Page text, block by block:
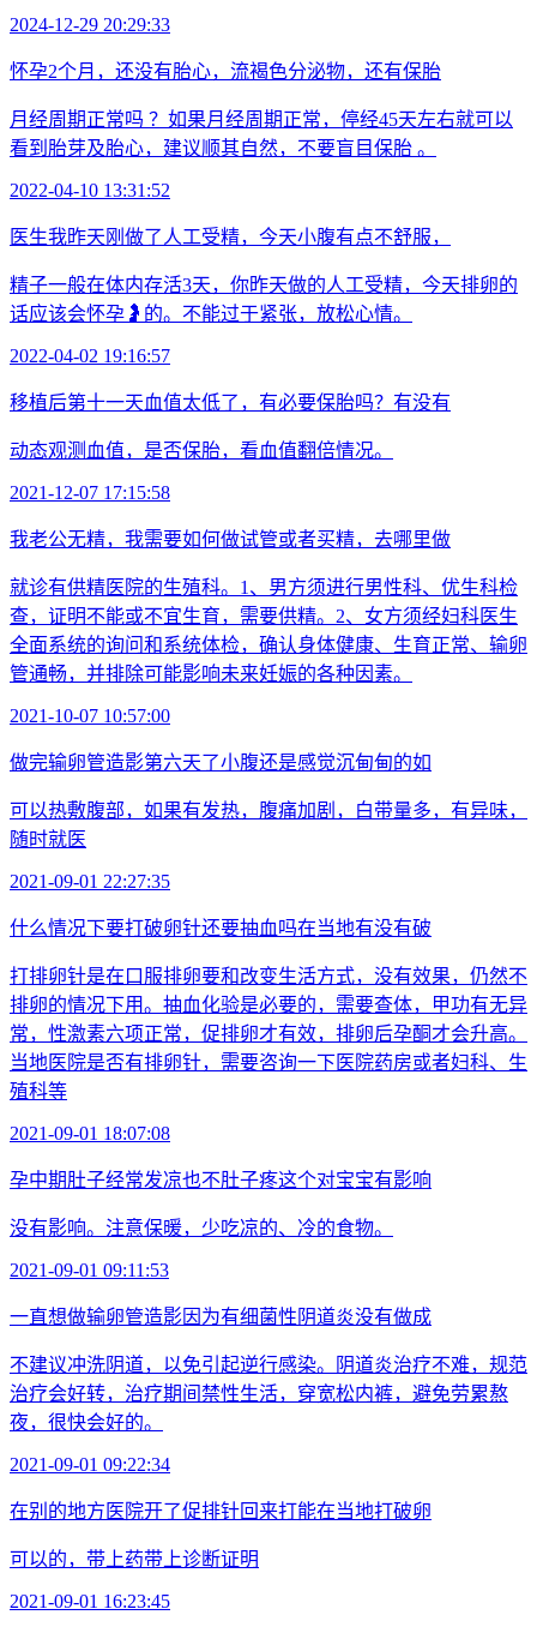
2024-12-29 20:29:33
怀孕2个月，还没有胎心，流褐色分泌物，还有保胎
月经周期正常吗 ？如果月经周期正常，停经45天左右就可以
看到胎芽及胎心，建议顺其自然，不要盲目保胎 。
2022-04-10 13:31:52
医生我昨天刚做了人工受精，今天小腹有点不舒服，
精子一般在体内存活3天，你昨天做的人工受精，今天排卵的
话应该会怀孕🤰的。不能过于紧张，放松心情。
2022-04-02 19:16:57
移植后第十一天血值太低了，有必要保胎吗？有没有
动态观测血值，是否保胎，看血值翻倍情况。
2021-12-07 17:15:58
我老公无精，我需要如何做试管或者买精，去哪里做
就诊有供精医院的生殖科。1、男方须进行男性科、优生科检
查，证明不能或不宜生育，需要供精。2、女方须经妇科医生
全面系统的询问和系统体检，确认身体健康、生育正常、输卵
管通畅，并排除可能影响未来妊娠的各种因素。
2021-10-07 10:57:00
做完输卵管造影第六天了小腹还是感觉沉甸甸的如
可以热敷腹部，如果有发热，腹痛加剧，白带量多，有异味，
随时就医
2021-09-01 22:27:35
什么情况下要打破卵针还要抽血吗在当地有没有破
打排卵针是在口服排卵要和改变生活方式，没有效果，仍然不
排卵的情况下用。抽血化验是必要的，需要查体，甲功有无异
常，性激素六项正常，促排卵才有效，排卵后孕酮才会升高。
当地医院是否有排卵针，需要咨询一下医院药房或者妇科、生
殖科等
2021-09-01 18:07:08
孕中期肚子经常发凉也不肚子疼这个对宝宝有影响
没有影响。注意保暖，少吃凉的、冷的食物。
2021-09-01 09:11:53
一直想做输卵管造影因为有细菌性阴道炎没有做成
不建议冲洗阴道，以免引起逆行感染。阴道炎治疗不难，规范
治疗会好转，治疗期间禁性生活，穿宽松内裤，避免劳累熬
夜，很快会好的。
2021-09-01 09:22:34
在别的地方医院开了促排针回来打能在当地打破卵
可以的，带上药带上诊断证明
2021-09-01 16:23:45